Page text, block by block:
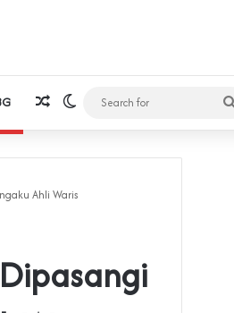
Random Article
Switch skin
Ahli Waris